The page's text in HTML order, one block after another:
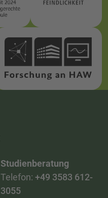
Studienberatung
Telefon: +49 3583 612-
3055